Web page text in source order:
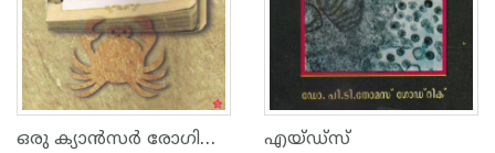
ഒരു ക്യാന്‍സര്‍ രോഗിയുടെ ഡയറി എയ്ഡ്സ്